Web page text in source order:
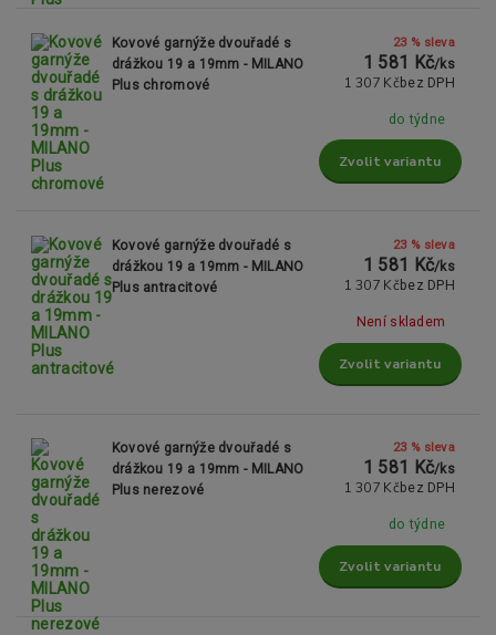
Kovové garnýže dvouřadé s
drážkou 19 a 19mm - MILANO
Plus chromové
23 % sleva
1 581 Kč/ks
1 307 Kč bez DPH
do týdne
Zvolit variantu
Kovové garnýže dvouřadé s
drážkou 19 a 19mm - MILANO
Plus antracitové
23 % sleva
1 581 Kč/ks
1 307 Kč bez DPH
Není skladem
Zvolit variantu
Kovové garnýže dvouřadé s
drážkou 19 a 19mm - MILANO
Plus nerezové
23 % sleva
1 581 Kč/ks
1 307 Kč bez DPH
do týdne
Zvolit variantu